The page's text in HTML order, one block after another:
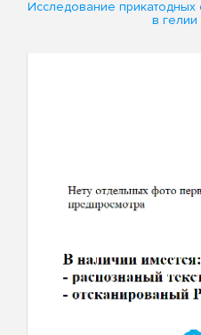
Исследование
в гелии